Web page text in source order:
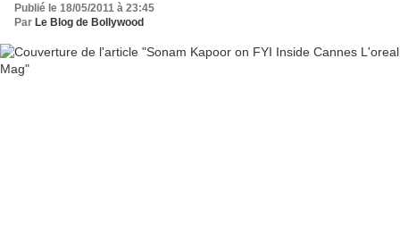
Publié le 18/05/2011 à 23:45
Par Le Blog de Bollywood